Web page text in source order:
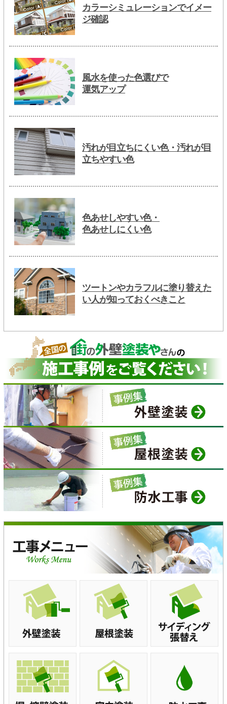
カラーシミュレーションでイメー
ジ確認
風水を使った色選びで
運気アップ
汚れが目立ちにくい色・汚れが目
立ちやすい色
色あせしやすい色・
色あせしにくい色
ツートンやカラフルに塗り替えた
い人が知っておくべきこと